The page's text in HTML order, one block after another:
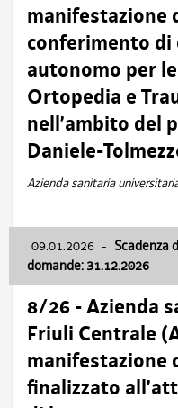
manifestazione
conferimento
autonomo per
Ortopedia e
nell’ambito del
Daniele-
Azienda sanitaria
09.01.2026 - Scadenza
domande: 31.12.2026
8/26 - Azienda
Friuli Centrale
manifestazione
finalizzato